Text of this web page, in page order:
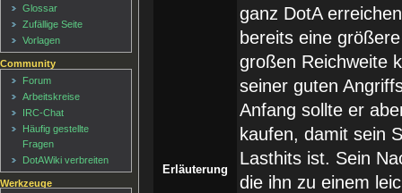
Erläuterung
ganz DotA
bereits eine
großen Reichweite
seiner guten
Anfang sollte er
kaufen, damit sein
Lasthits ist. Sein
die ihn zu einem
Glossar
Zufällige Seite
Vorlagen
Community
Forum
Arbeitskreise
IRC-Chat
Häufig gestellte
Fragen
DotAWiki verbreiten
Werkzeuge